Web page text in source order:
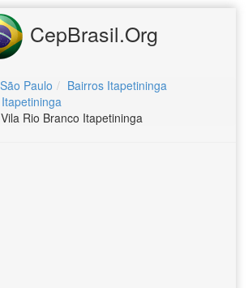
CepBrasil.Org
Paulo
Bairros Itapetininga
Rio Branco Itapetininga